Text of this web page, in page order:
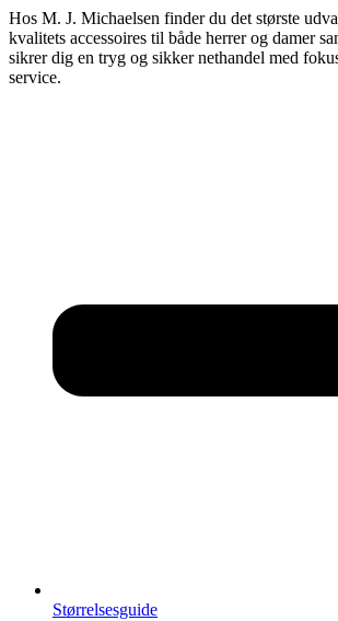
Hos M. J. Michaelsen finder du det største
kvalitets accessoires til både herrer og damer
sikrer dig en tryg og sikker nethandel med
service.
Størrelsesguide